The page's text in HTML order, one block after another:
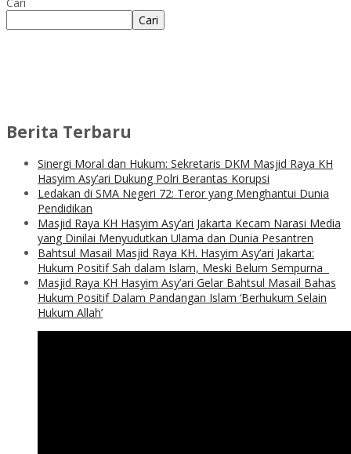
Cari
Berita Terbaru
Sinergi Moral dan Hukum: Sekretaris DKM Masjid Raya KH
Hasyim Asy’ari Dukung Polri Berantas Korupsi
Ledakan di SMA Negeri 72: Teror yang Menghantui Dunia
Pendidikan
Masjid Raya KH Hasyim Asy’ari Jakarta Kecam Narasi Media
yang Dinilai Menyudutkan Ulama dan Dunia Pesantren
Bahtsul Masail Masjid Raya KH. Hasyim Asy’ari Jakarta:
Hukum Positif Sah dalam Islam, Meski Belum Sempurna
Masjid Raya KH Hasyim Asy’ari Gelar Bahtsul Masail Bahas
Hukum Positif Dalam Pandangan Islam ‘Berhukum Selain
Hukum Allah’